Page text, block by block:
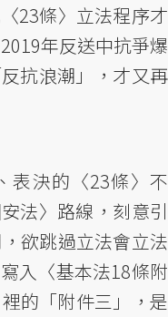
23條〉立法程序才
年反送中抗爭爆
抗浪潮」，才又再
表決的〈23條〉不
法〉路線，刻意引
欲跳過立法會立法
入〈基本法18條附
的「附件三」，是